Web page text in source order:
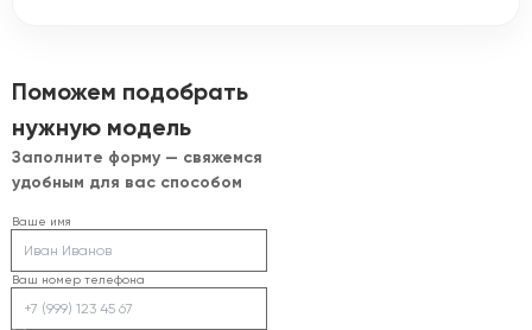
Поможем подобрать
нужную модель
Заполните форму — свяжемся
удобным для вас способом
Ваше имя
Ваш номер телефона